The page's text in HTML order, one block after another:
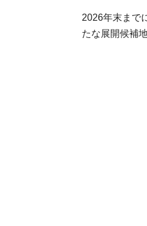
2026年末まで
たな展開候補